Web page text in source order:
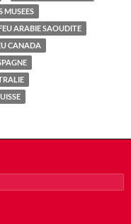
MUSEES
ARABIE SAOUDITE
CANADA